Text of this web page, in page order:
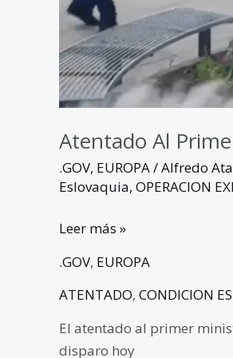
Atentado Al
.GOV, EUROPA/Alfredo
Eslovaquia, OPERACION
Leer más »
.GOV, EUROPA
ATENTADO, CONDICION
El atentado al primer
disparo hoy